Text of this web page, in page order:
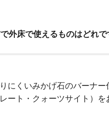
外床で使えるものはどれで
にくいみかげ石のバーナー
レート・クォーツサイト）を